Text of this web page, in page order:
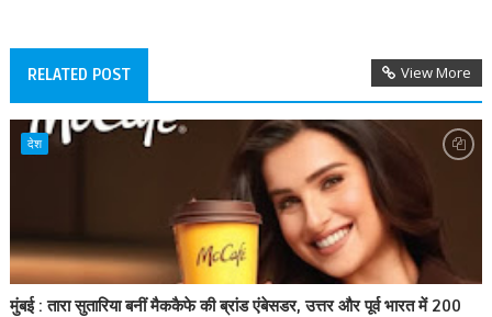
RELATED POST View More
देश
मुंबई : तारा सुतारिया बनीं मैककैफे की ब्रांड एंबेसडर, उत्तर और पूर्व भारत में 200